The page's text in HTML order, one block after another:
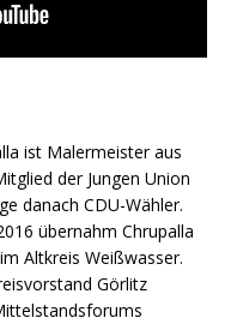
ist Malermeister aus
der Jungen Union
danach CDU-Wähler.
übernahm Chrupalla
Altkreis Weißwasser.
Görlitz